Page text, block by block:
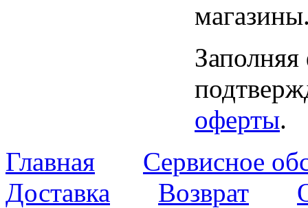
оферты.
Главная
Сервисное
Доставка
Возврат